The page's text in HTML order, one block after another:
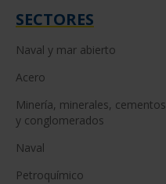
SECTORES
Naval y mar abierto
Acero
Minería, minerales, cementos
y conglomerados
Naval
Petroquímico